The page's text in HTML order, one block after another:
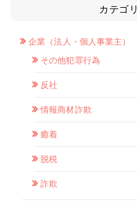
カテゴリ
企業（法人・個人事業主）
その他犯罪行為
反社
情報商材詐欺
癒着
脱税
詐欺